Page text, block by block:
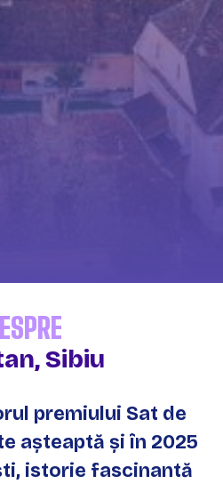
Sibiu
premiului Sat de
așteaptă și în 2025
istorie fascinantă